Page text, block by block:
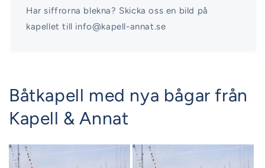
Har siffrorna blekna? Skicka oss en bild på
kapellet till info@kapell-annat.se
Båtkapell med nya bågar från
Kapell & Annat